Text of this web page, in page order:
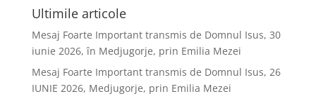
Ultimile articole
Mesaj Foarte Important transmis de Domnul Isus, 30
iunie 2026, în Medjugorje, prin Emilia Mezei
Mesaj Foarte Important transmis de Domnul Isus, 26
IUNIE 2026, Medjugorje, prin Emilia Mezei